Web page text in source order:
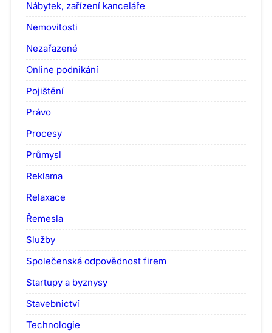
Nábytek, zařízení kanceláře
Nemovitosti
Nezařazené
Online podnikání
Pojištění
Právo
Procesy
Průmysl
Reklama
Relaxace
Řemesla
Služby
Společenská odpovědnost firem
Startupy a byznysy
Stavebnictví
Technologie